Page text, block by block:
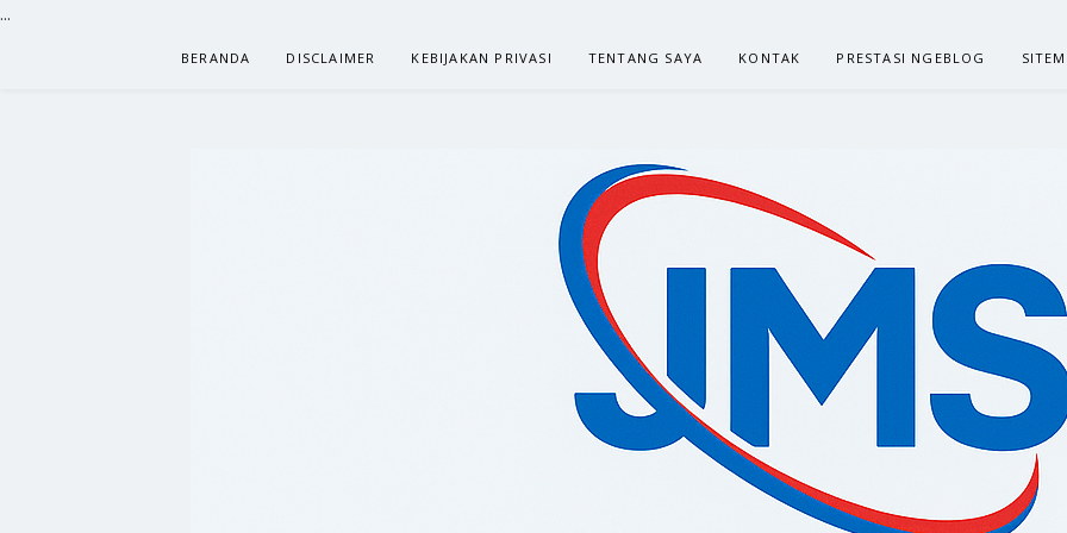
...
BERANDA DISCLAIMER KEBIJAKAN PRIVASI TENTANG SAYA KONTAK PRESTASI NGEBLOG